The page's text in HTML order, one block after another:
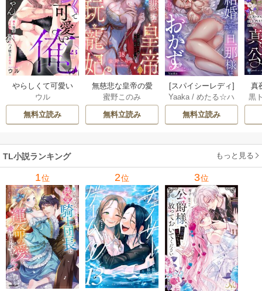
やらしくて可愛い
俺の凛ちゃん。～
隣人後輩くんのイ
キすぎた執着にハ
巻
ウル
無料立読み
無慈悲な皇帝の愛
玩寵妃―おわらぬ
快楽、閨に響くは
乱れ声― 18巻
蜜野このみ
無料立読み
[スパイシーレディ]
政略結婚した塩対
応の旦那様は毎晩
寝たふりをした私
Yaaka /めたる☆ハ
ニィ
無料立読み
真
は
黒
TL小説ランキング もっと見る
1位 2位 3位